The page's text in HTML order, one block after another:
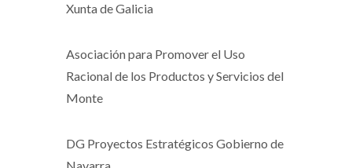
Xunta de Galicia
Asociación para Promover el Uso
Racional de los Productos y Servicios del
Monte
DG Proyectos Estratégicos Gobierno de